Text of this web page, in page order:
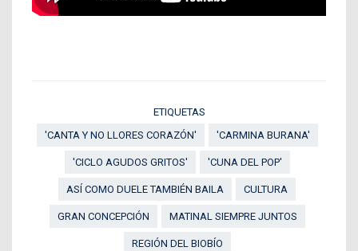
ETIQUETAS
'CANTA Y NO LLORES CORAZÓN'
'CARMINA BURANA'
'CICLO AGUDOS GRITOS' 'CUNA DEL POP'
ASÍ COMO DUELE TAMBIÉN BAILA CULTURA
GRAN CONCEPCIÓN MATINAL SIEMPRE JUNTOS
REGIÓN DEL BIOBÍO